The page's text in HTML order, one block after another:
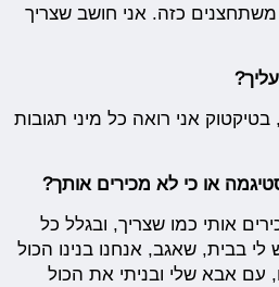
כזה. אני חושב שצריך
אני רואה כל מיני תגובות
או כי לא מכירים אותך?
אותי כמו שצריך, ובגלל כל
לי בבית, שאגב, אנחנו בנינו הכול
עם אבא שלי ובניתי את הכול